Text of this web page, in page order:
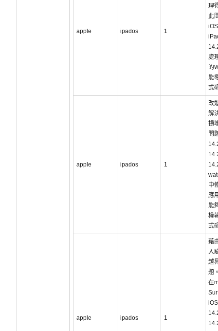
apple ipados 1
理
此
處
的
能
式
apple ipados 1
改
解
損
問
中
應
能
權
式
apple ipados 1
藉
入
越
題
在
iOS